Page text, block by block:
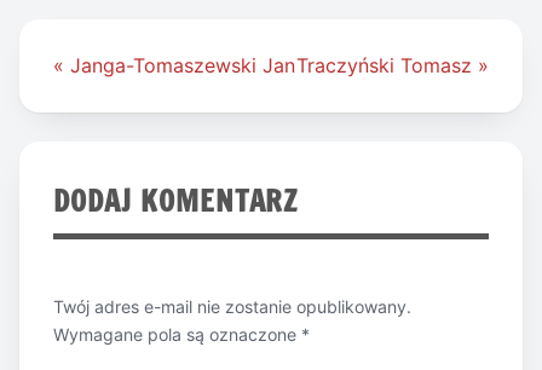
Nawigacja
« Janga-Tomaszewski JanTraczyński Tomasz »
DODAJ KOMENTARZ
Twój adres e-mail nie zostanie opublikowany.
Wymagane pola są oznaczone *